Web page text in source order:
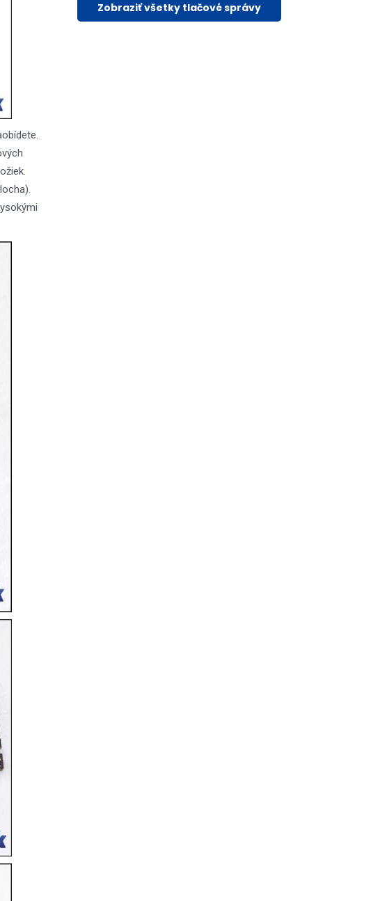
Zobraziť všetky tlačové správy